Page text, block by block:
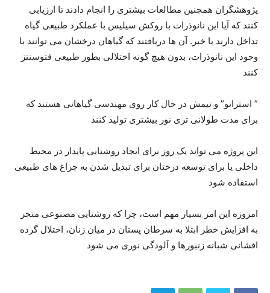
پژوهشگران همچنين مطالعات بیشتری را انجام دادند تا ارزیابی
کنند که آیا این نانوذرات با روکش سیلیس با عملکرد طبیعی گیاه
تداخل دارند یا خیر. آن ها دریافتند که گیاهان درخشان می توانند با
وجود این نانوذرات، بدون هیچ گونه اختلالی بطور طبیعی فتوسنتز
کنند
” استرانو” و تیمش در حال کار روی مهندسی گیاهانی هستند که
برای مدت طولانی تری نور بیشتری تولید کنند
این پروژه می تواند یک روز برای ایجاد روشنایی پایدار در محیط
داخلی یا برای توسعه درختان برای تبدیل شدن به چراغ های طبیعی
استفاده شود
امروزه این امر بسیار مهم است، چرا که روشنایی مصنوعی منجر
به افزایش خطر ابتلا به سرطان پستان در میان زنان، اختلال گرده
افشانی شبانه زنبورها و آلودگی نوری می شود